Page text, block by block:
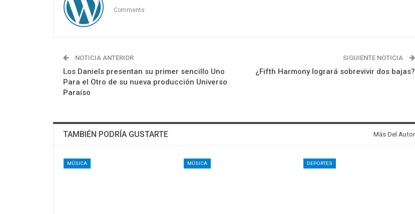
Comments
NOTICIA ANTERIOR
Los Daniels presentan su primer sencillo Uno
Para el Otro de su nueva producción Universo
Paraíso
SIGUIENTE NOTICIA
¿Fifth Harmony logrará sobrevivir dos bajas?
TAMBIÉN PODRÍA GUSTARTE Más Del Autor
MÚSICA MÚSICA DEPORTES